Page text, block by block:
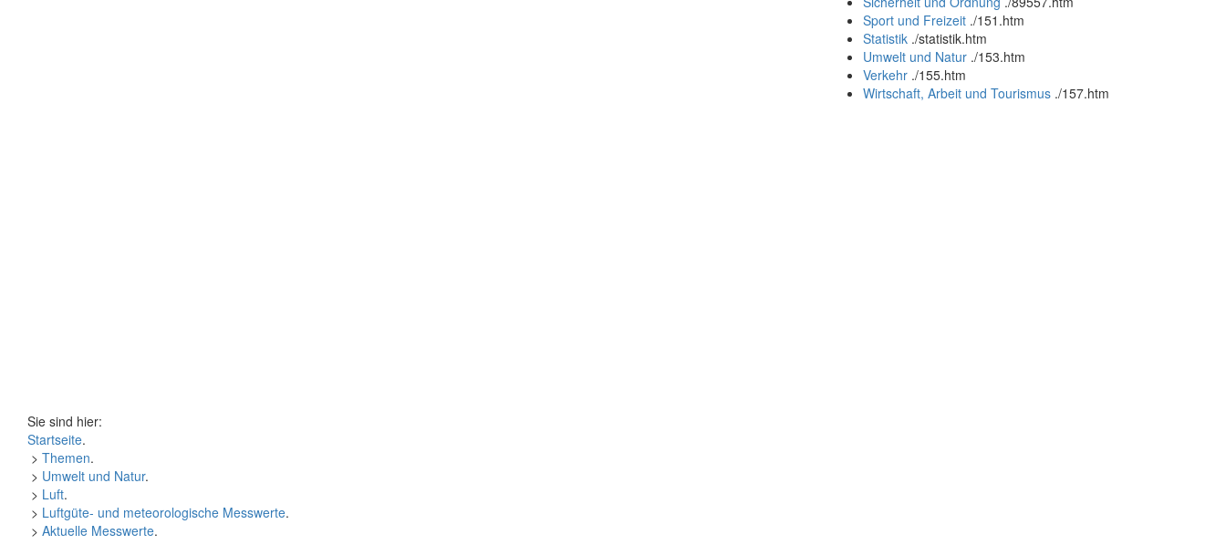
Sport und Freizeit ./151.htm
Statistik ./statistik.htm
Umwelt und Natur ./153.htm
Verkehr ./155.htm
Wirtschaft, Arbeit und Tourismus ./157.htm
Sie sind hier:
Startseite.
> Themen.
> Umwelt und Natur.
> Luft.
> Luftgüte- und meteorologische Messwerte.
> Aktuelle Messwerte.